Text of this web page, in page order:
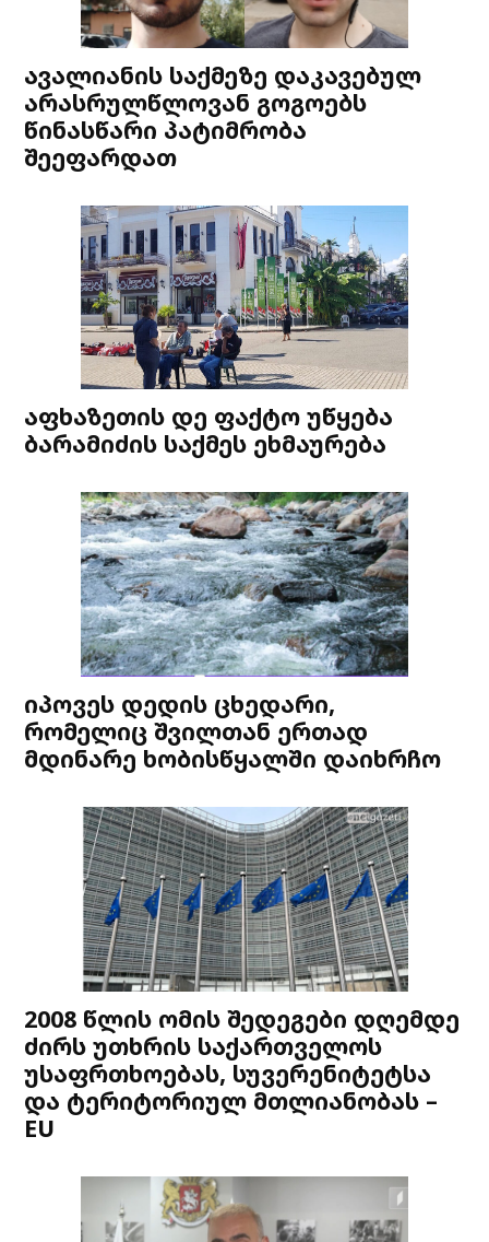
ავალიანის საქმეზე დაკავებულ
არასრულწლოვან გოგოებს
წინასწარი პატიმრობა
შეეფარდათ
აფხაზეთის დე ფაქტო უწყება
ბარამიძის საქმეს ეხმაურება
იპოვეს დედის ცხედარი,
რომელიც შვილთან ერთად
მდინარე ხობისწყალში დაიხრჩო
2008 წლის ომის შედეგები დღემდე
ძირს უთხრის საქართველოს
უსაფრთხოებას, სუვერენიტეტსა
და ტერიტორიულ მთლიანობას –
EU